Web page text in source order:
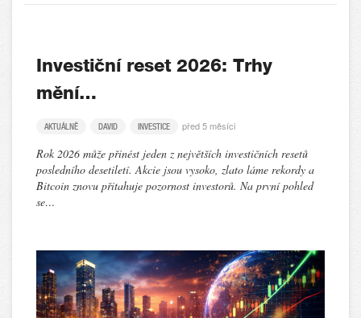
Investiční reset 2026: Trhy
mění…
AKTUÁLNĚ DAVID INVESTICE před 5 měsíci
Rok 2026 může přinést jeden z největších investičních resetů
posledního desetiletí. Akcie jsou vysoko, zlato láme rekordy a
Bitcoin znovu přitahuje pozornost investorů. Na první pohled
se…